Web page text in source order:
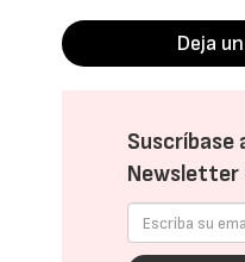
Deja
Suscríbase
Newsletter